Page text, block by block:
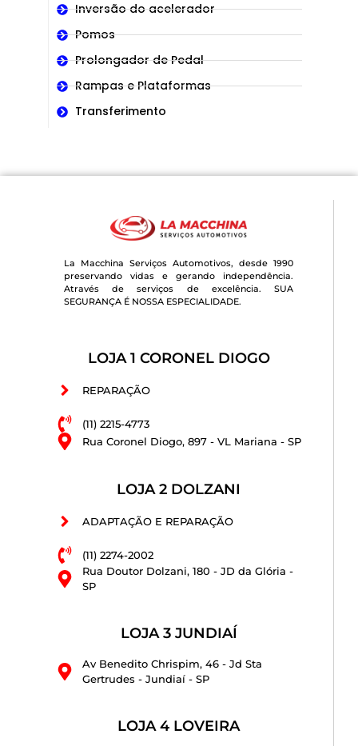
Inversão do acelerador
Pomos
Prolongador de Pedal
Rampas e Plataformas
Transferimento
La Macchina Serviços Automotivos, desde 1990
preservando vidas e gerando independência.
Através de serviços de excelência. SUA
SEGURANÇA É NOSSA ESPECIALIDADE.
LOJA 1 CORONEL DIOGO
REPARAÇÃO
(11) 2215-4773
Rua Coronel Diogo, 897 - VL Mariana - SP
LOJA 2 DOLZANI
ADAPTAÇÃO E REPARAÇÃO
(11) 2274-2002
Rua Doutor Dolzani, 180 - JD da Glória -
SP
LOJA 3 JUNDIAÍ
Av Benedito Chrispim, 46 - Jd Sta
Gertrudes - Jundiaí - SP
LOJA 4 LOVEIRA